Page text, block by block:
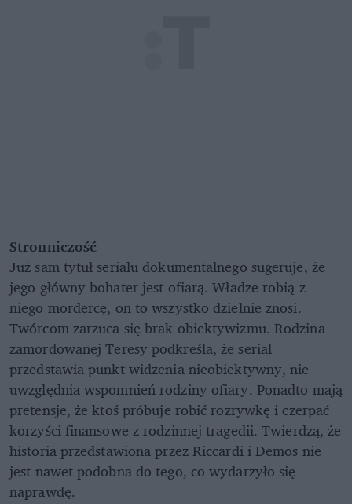
Stronniczość
Już sam tytuł serialu dokumentalnego sugeruje, że
jego główny bohater jest ofiarą. Władze robią z
niego mordercę, on to wszystko dzielnie znosi.
Twórcom zarzuca się brak obiektywizmu. Rodzina
zamordowanej Teresy podkreśla, że serial
przedstawia punkt widzenia nieobiektywny, nie
uwzględnia wspomnień rodziny ofiary. Ponadto mają
pretensje, że ktoś próbuje robić rozrywkę i czerpać
korzyści finansowe z rodzinnej tragedii. Twierdzą, że
historia przedstawiona przez Riccardi i Demos nie
jest nawet podobna do tego, co wydarzyło się
naprawdę.